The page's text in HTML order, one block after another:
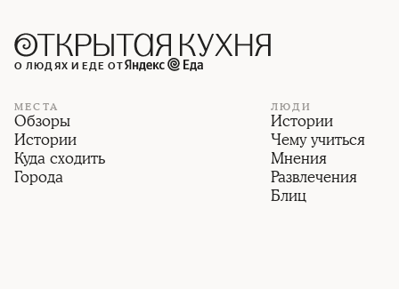
О ЛЮДЯХ И ЕДЕ ОТ
МЕСТА
Обзоры
Истории
Куда сходить
Города
ЛЮДИ
Истории
Чему учиться
Мнения
Развлечения
Блиц